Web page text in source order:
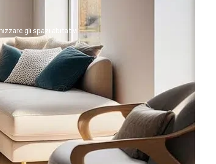
gli spazi abitativi.